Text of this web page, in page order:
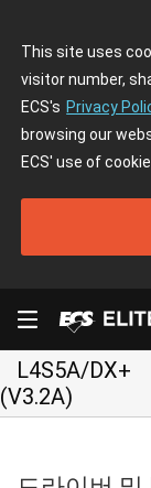
This site uses
visitor number,
ECS's Privacy
browsing our
ECS' use of
L4S5A/DX+
(V3.2A)